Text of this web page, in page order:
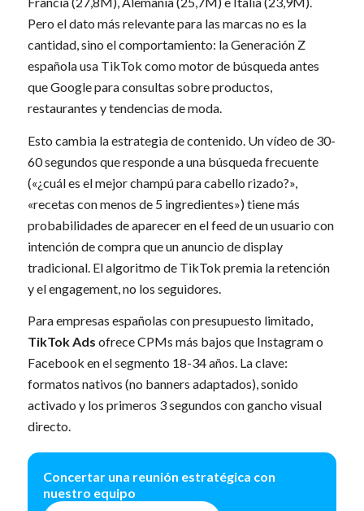
Pero el dato más relevante para las marcas no es la
cantidad, sino el comportamiento: la Generación Z
española usa TikTok como motor de búsqueda antes
que Google para consultas sobre productos,
restaurantes y tendencias de moda.
Esto cambia la estrategia de contenido. Un vídeo de 30-
60 segundos que responde a una búsqueda frecuente
(«¿cuál es el mejor champú para cabello rizado?»,
«recetas con menos de 5 ingredientes») tiene más
probabilidades de aparecer en el feed de un usuario con
intención de compra que un anuncio de display
tradicional. El algoritmo de TikTok premia la retención
y el engagement, no los seguidores.
Para empresas españolas con presupuesto limitado,
TikTok Ads ofrece CPMs más bajos que Instagram o
Facebook en el segmento 18-34 años. La clave:
formatos nativos (no banners adaptados), sonido
activado y los primeros 3 segundos con gancho visual
directo.
Concertar una reunión estratégica con
nuestro equipo